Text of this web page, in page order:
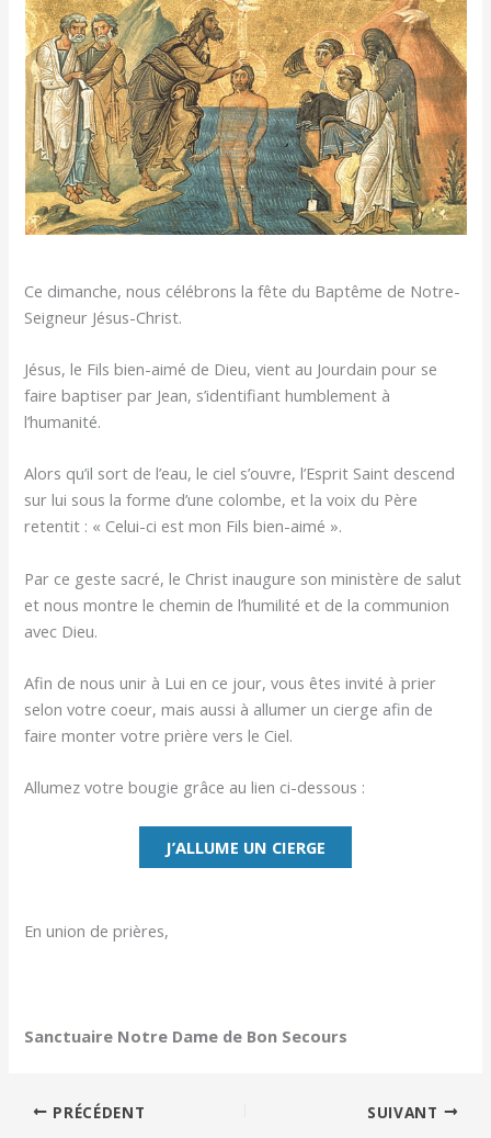
Ce dimanche, nous célébrons la fête du Baptême de Notre-
Seigneur Jésus-Christ.
Jésus, le Fils bien-aimé de Dieu, vient au Jourdain pour se
faire baptiser par Jean, s’identifiant humblement à
l’humanité.
Alors qu’il sort de l’eau, le ciel s’ouvre, l’Esprit Saint descend
sur lui sous la forme d’une colombe, et la voix du Père
retentit : « Celui-ci est mon Fils bien-aimé ».
Par ce geste sacré, le Christ inaugure son ministère de salut
et nous montre le chemin de l’humilité et de la communion
avec Dieu.
Afin de nous unir à Lui en ce jour, vous êtes invité à prier
selon votre coeur, mais aussi à allumer un cierge afin de
faire monter votre prière vers le Ciel.
Allumez votre bougie grâce au lien ci-dessous :
J’ALLUME UN CIERGE
En union de prières,
Sanctuaire Notre Dame de Bon Secours
PRÉCÉDENT SUIVANT